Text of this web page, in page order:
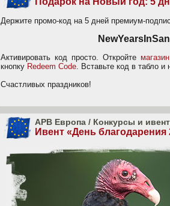
Держите промо-код на 5 дней премиум-
Активировать код просто. Откройте магазин
кнопку Redeem Code. Вставьте код в табло
Счастливых праздников!
APB Европа / Конкурсы и
Ивент «День благодарения